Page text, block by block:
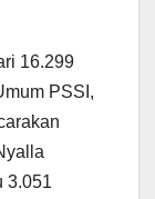
16.299
PSSI,
3.051